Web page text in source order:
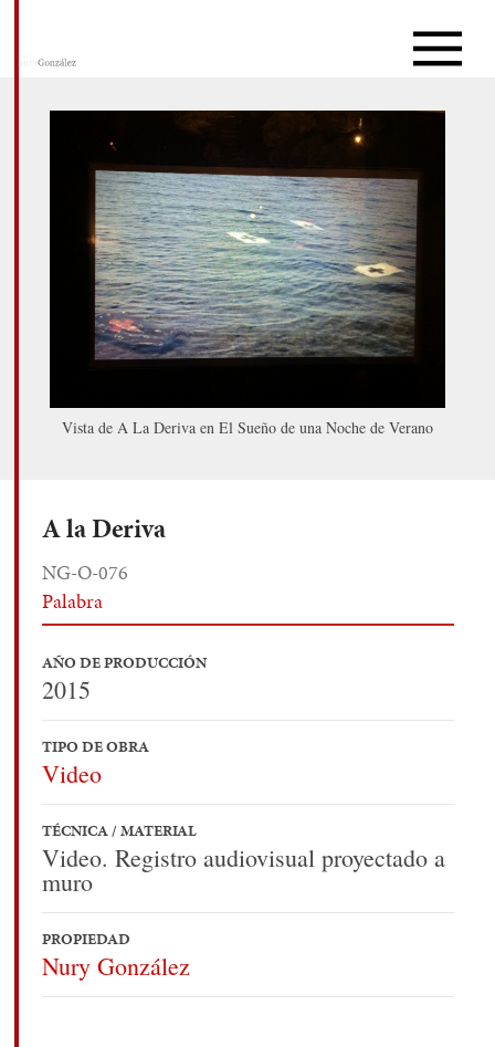
Vista de A La Deriva en El Sueño de una Noche de Verano
A la Deriva
NG-O-076
Palabra
AÑO DE PRODUCCIÓN
2015
TIPO DE OBRA
Video
TÉCNICA / MATERIAL
Video. Registro audiovisual proyectado a
muro
PROPIEDAD
Nury González